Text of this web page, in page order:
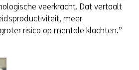
veerkracht. Dat vertaalt
meer
risico op mentale klachten.”